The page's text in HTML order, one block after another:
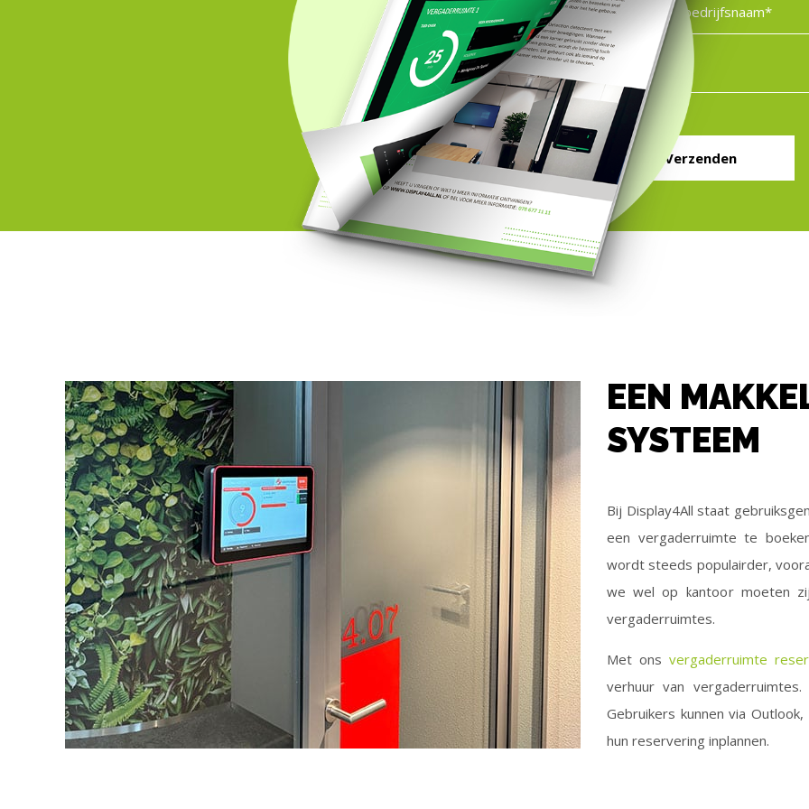
Verzenden
EEN
SYSTEEM
Bij Display4All staat
een vergaderruimte te
wordt steeds populairder,
we wel op kantoor moeten
vergaderruimtes.
Met ons vergaderruimte
verhuur van
Gebruikers kunnen via
hun reservering inplannen.